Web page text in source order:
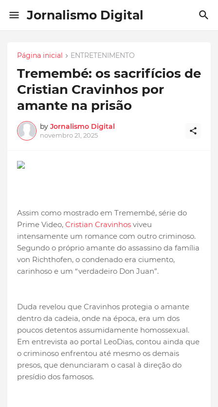
Jornalismo Digital
Página inicial ENTRETENIMENTO
Tremembé: os sacrifícios de
Cristian Cravinhos por
amante na prisão
by Jornalismo Digital
novembro 21, 2025
Assim como mostrado em Tremembé, série do
Prime Video, Cristian Cravinhos viveu
intensamente um romance com outro criminoso.
Segundo o próprio amante do assassino da família
von Richthofen, o condenado era ciumento,
carinhoso e um “verdadeiro Don Juan”.
Duda revelou que Cravinhos protegia o amante
dentro da cadeia, onde na época, era um dos
poucos detentos assumidamente homossexual.
Em entrevista ao portal LeoDias, contou ainda que
o criminoso enfrentou até mesmo os demais
presos, que denunciaram o casal à direção do
presídio dos famosos.